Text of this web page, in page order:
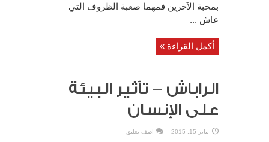
بمحبة الآخرين فمهما صعبة الظروف التي
عاش ...
أكمل القراءة »
الراباش – تأثير البيئة
على الإنسان
يناير 15, 2015 اضف تعليق